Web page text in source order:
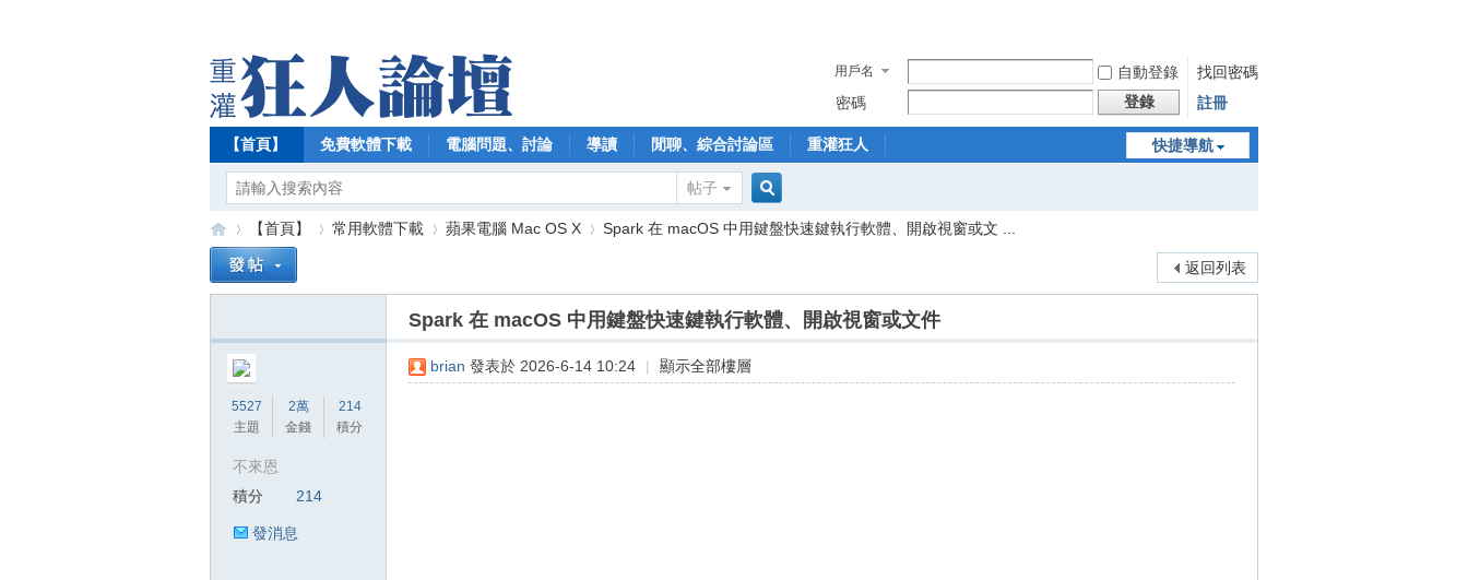
用戶名 自動登錄
找回密碼
密碼
登錄 註冊
快捷導航
【首頁】 免費軟體下載 電腦問題、討論 導讀 閒聊、綜合討論區 重灌狂人
帖子
搜
索
【首頁】 常用軟體下載
›
蘋果電腦 Mac OS X
›
Spark 在 macOS 中用鍵盤快速鍵執行軟體、開啟視窗或文 ...
返回列表
Spark 在 macOS 中用鍵盤快速鍵執行軟體、開啟視窗或文件
5527
主題
2萬
金錢
214
積分
不來恩
積分
214
發消息
brian 發表於 2026-6-14 10:24 | 顯示全部樓層